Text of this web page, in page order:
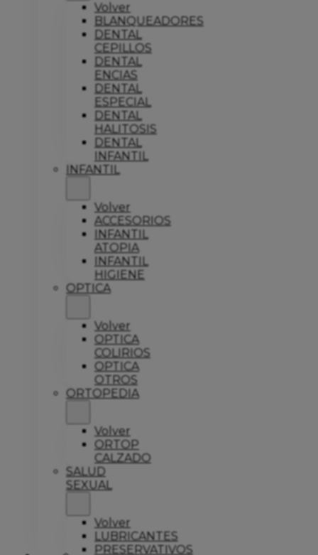
Volver
BLANQUEADORES
DENTAL
CEPILLOS
DENTAL
ENCIAS
DENTAL
ESPECIAL
DENTAL
HALITOSIS
DENTAL
INFANTIL
INFANTIL
Volver
ACCESORIOS
INFANTIL
ATOPIA
INFANTIL
HIGIENE
OPTICA
Volver
OPTICA
COLIRIOS
OPTICA
OTROS
ORTOPEDIA
Volver
ORTOP
CALZADO
SALUD
SEXUAL
Volver
LUBRICANTES
PRESERVATIVOS